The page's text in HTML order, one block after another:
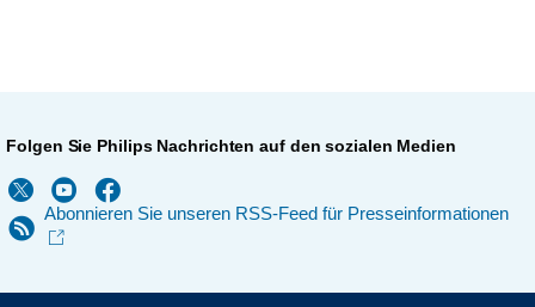
Folgen Sie Philips Nachrichten auf den sozialen Medien
Abonnieren Sie unseren RSS-Feed für Presseinformationen